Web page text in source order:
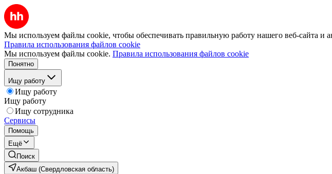
Мы используем файлы cookie, чтобы обеспечивать правильную работу нашего веб-сайта и
Правила использования файлов cookie
Мы используем файлы cookie. Правила использования файлов cookie
Понятно
Ищу работу
Ищу работу
Ищу работу
Ищу сотрудника
Сервисы
Помощь
Ещё
Поиск
Акбаш (Свердловская область)